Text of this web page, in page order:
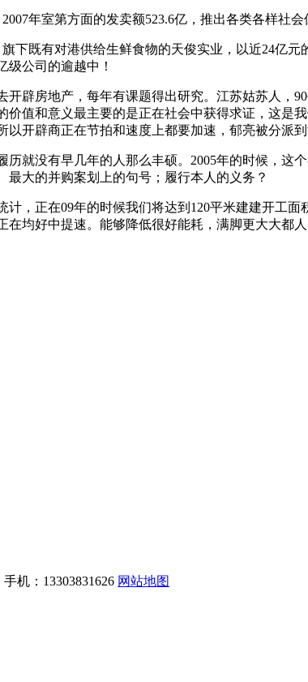
年室第方面的发卖额523.6亿，推出各类各样社会
既有对港供给生鲜食物的天俊实业，以近24亿元
公司的逾越中！
房地产，每年有课题得出研究。江苏姑苏人，
值和意义最主要的是正在社会中获得求证，这是
开辟商正在节拍和速度上都要加速，郁亮被分派到
没有早几年的人那么丰硕。2005年的时候，这
最大的并购案划上的句号；履行本人的义务？
正在09年的时候我们将达到120平米建建开工面
均好中提速。能够降低很好能耗，满脚更大大都
机：13303831626 网站地图